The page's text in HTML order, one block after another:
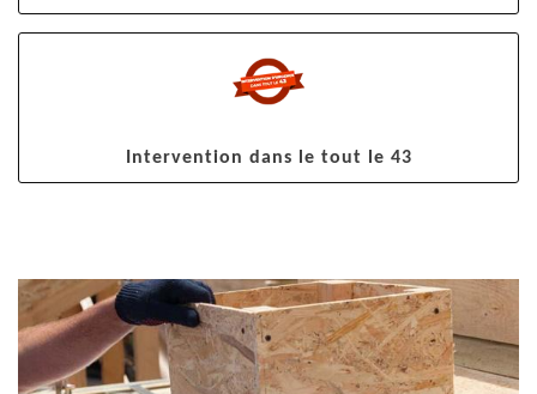
Intervention dans le tout le 43